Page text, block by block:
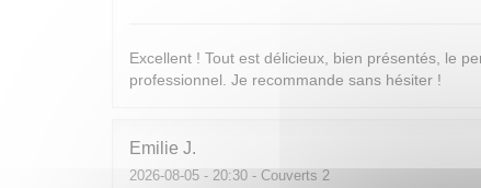
Excellent ! Tout est délicieux, bien présentés, le
professionnel. Je recommande sans hésiter !
Emilie J
2026-08-05 - 20:30 - Couverts 2